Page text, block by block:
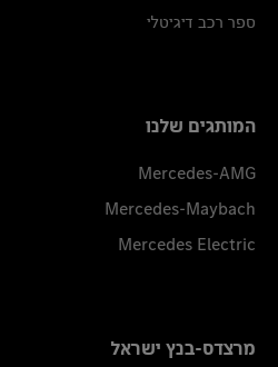
ספר רכב דיגיטלי
המותגים שלנו
Mercedes-AMG
Mercedes-Maybach
Mercedes Electric
מרצדס-בנץ ישראל